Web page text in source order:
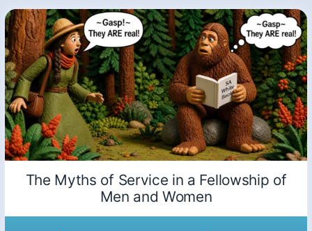
The Myths of Service in a Fellowship of
Men and Women